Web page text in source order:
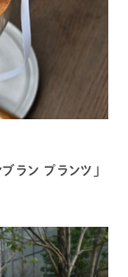
ラン プランツ」